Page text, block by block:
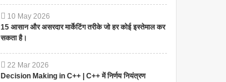
10 May 2026
15 आसान और असरदार मार्केटिंग तरीके जो हर कोई इस्तेमाल कर
सकता है।
22 Mar 2026
Decision Making in C++ | C++ में निर्णय नियंत्रण